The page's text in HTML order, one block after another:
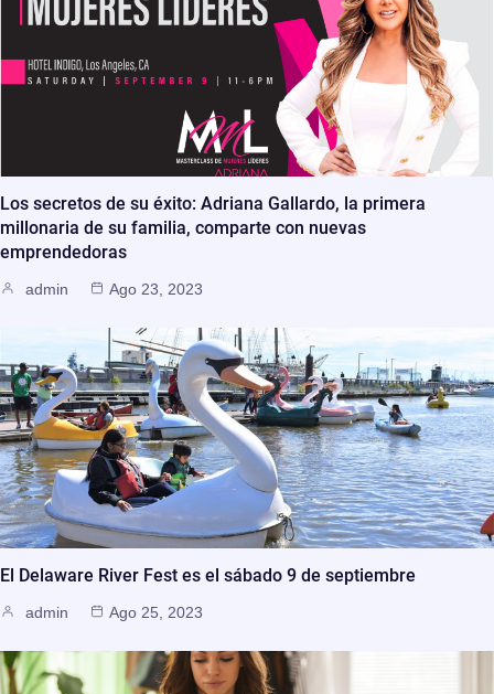
Los secretos de su éxito: Adriana Gallardo, la primera
millonaria de su familia, comparte con nuevas
emprendedoras
admin Ago 23, 2023
El Delaware River Fest es el sábado 9 de septiembre
admin Ago 25, 2023